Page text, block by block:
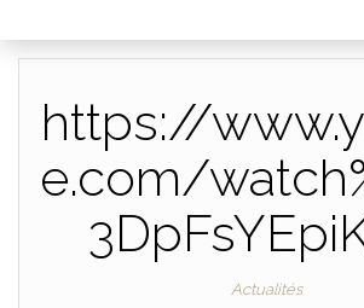
https://
e.com/
Actualités